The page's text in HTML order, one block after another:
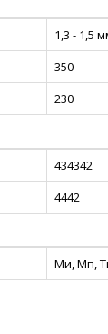
1,3 - 1,5
350
230
434342
4442
Ми, Мп,